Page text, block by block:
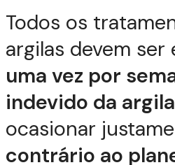
Todos os
argilas devem ser
uma vez por
indevido da argila
ocasionar
contrário ao